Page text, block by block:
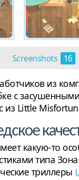
Screenshots 16
из
с
из Little
какую-то
типа
триллеры